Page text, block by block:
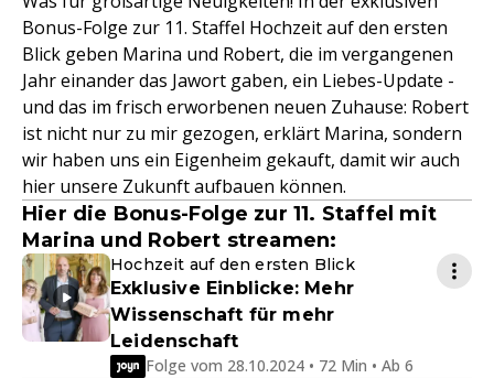
Bonus-Folge zur 11. Staffel Hochzeit auf den ersten
Blick geben Marina und Robert, die im vergangenen
Jahr einander das Jawort gaben, ein Liebes-Update -
und das im frisch erworbenen neuen Zuhause: Robert
ist nicht nur zu mir gezogen, erklärt Marina, sondern
wir haben uns ein Eigenheim gekauft, damit wir auch
hier unsere Zukunft aufbauen können.
Hier die Bonus-Folge zur 11. Staffel mit
Marina und Robert streamen:
Hochzeit auf den ersten Blick
Exklusive Einblicke: Mehr
Wissenschaft für mehr
Leidenschaft
Folge vom 28.10.2024 • 72 Min • Ab 6